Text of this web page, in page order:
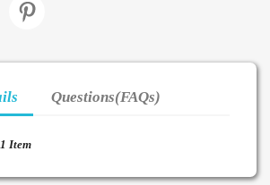
Questions(FAQs)
1 Item